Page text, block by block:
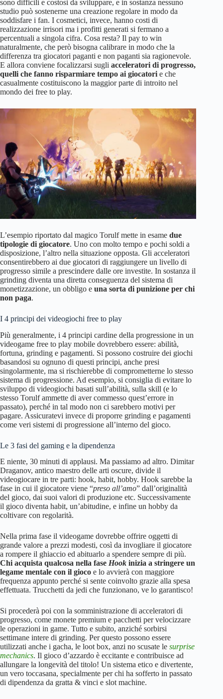
sono difficili e costosi da sviluppare, e in sostanza nessuno
studio può sostenerne una creazione regolare in modo da
soddisfare i fan. I cosmetici, invece, hanno costi di
realizzazione irrisori ma i profitti generati si fermano a
percentuali a singola cifra. Cosa resta? Il pay to win
naturalmente, che però bisogna calibrare in modo che la
differenza tra giocatori paganti e non paganti sia ragionevole.
E allora conviene focalizzarsi sugli acceleratori di progresso,
quelli che fanno risparmiare tempo ai giocatori e che
casualmente costituiscono la maggior parte di introito nel
mondo dei free to play.
L’esempio riportato dal magico Torulf mette in esame due
tipologie di giocatore. Uno con molto tempo e pochi soldi a
disposizione, l’altro nella situazione opposta. Gli acceleratori
consentirebbero ai due giocatori di raggiungere un livello di
progresso simile a prescindere dalle ore investite. In sostanza il
grinding diventa una diretta conseguenza del sistema di
monetizzazione, un obbligo e una sorta di punizione per chi
non paga.
I 4 principi dei videogiochi free to play
Più generalmente, i 4 principi cardine della progressione in un
videogame free to play mobile dovrebbero essere: abilità,
fortuna, grinding e pagamenti. Si possono costruire dei giochi
basandosi su ognuno di questi principi, anche presi
singolarmente, ma si rischierebbe di comprometterne lo stesso
sistema di progressione. Ad esempio, si consiglia di evitare lo
sviluppo di videogiochi basati sull’abilità, sulla skill (e lo
stesso Torulf ammette di aver commesso quest’errore in
passato), perché in tal modo non ci sarebbero motivi per
pagare. Assicuratevi invece di proporre grinding e pagamenti
come veri sistemi di progressione all’interno del gioco.
Le 3 fasi del gaming e la dipendenza
E niente, 30 minuti di applausi. Ma passiamo ad altro. Dimitar
Draganov, antico maestro delle arti oscure, divide il
videogiocare in tre parti: hook, habit, hobby. Hook sarebbe la
fase in cui il giocatore viene “preso all’amo” dall’originalità
del gioco, dai suoi valori di produzione etc. Successivamente
il gioco diventa habit, un’abitudine, e infine un hobby da
coltivare con regolarità.
Nella prima fase il videogame dovrebbe offrire oggetti di
grande valore a prezzi modesti, così da invogliare il giocatore
a rompere il ghiaccio ed abituarlo a spendere sempre di più.
Chi acquista qualcosa nella fase Hook inizia a stringere un
legame mentale con il gioco e lo avvierà con maggiore
frequenza appunto perché si sente coinvolto grazie alla spesa
effettuata. Trucchetti da jedi che funzionano, ve lo garantisco!
Si procederà poi con la somministrazione di acceleratori di
progresso, come monete premium e pacchetti per velocizzare
le operazioni in game. Tutto e subito, anziché sorbirsi
settimane intere di grinding. Per questo possono essere
utilizzati anche i gacha, le loot box, anzi no scusate le surprise
mechanics. Il gioco d’azzardo è eccitante e contribuisce ad
allungare la longevità del titolo! Un sistema etico e divertente,
un vero toccasana, specialmente per chi ha sofferto in passato
di dipendenza da gratta & vinci e slot machine.